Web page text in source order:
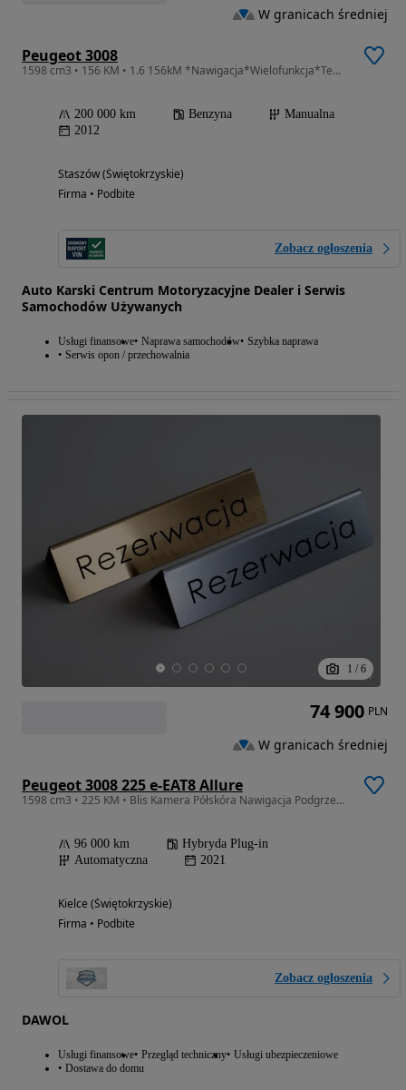
Peugeot 3008
1598 cm3 • 156 KM • 1.6 156kM *Nawigacja*Wielofunkcja*Tempomat*Klimatyzacja*Panorama*ABS*
200 000 km Benzyna
Manualna
2012
Staszów (Świętokrzyskie)
Firma • Podbite
Zobacz ogłoszenia
Auto Karski Centrum Motoryzacyjne Dealer i Serwis
Samochodów Używanych
Usługi finansowe Naprawa samochodów Szybka naprawa
Serwis opon / przechowalnia
W granicach średniej
1 / 6
Peugeot 3008 225 e-EAT8 Allure
1598 cm3 • 225 KM • Blis Kamera Półskóra Nawigacja Podgrzewane fotele
96 000 km
Hybryda Plug-in
Automatyczna
2021
Kielce (Świętokrzyskie)
Firma • Podbite
Zobacz ogłoszenia
DAWOL
Usługi finansowe Przegląd techniczny Usługi ubezpieczeniowe
Dostawa do domu
74 900 PLN
W granicach średniej